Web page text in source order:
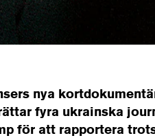
nya
fyra ukrainska
för att rapportera